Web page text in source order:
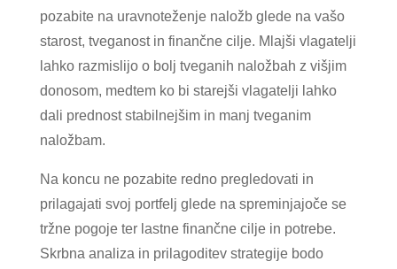
pozabite na uravnoteženje naložb glede na vašo
starost, tveganost in finančne cilje. Mlajši vlagatelji
lahko razmislijo o bolj tveganih naložbah z višjim
donosom, medtem ko bi starejši vlagatelji lahko
dali prednost stabilnejšim in manj tveganim
naložbam.
Na koncu ne pozabite redno pregledovati in
prilagajati svoj portfelj glede na spreminjajoče se
tržne pogoje ter lastne finančne cilje in potrebe.
Skrbna analiza in prilagoditev strategije bodo